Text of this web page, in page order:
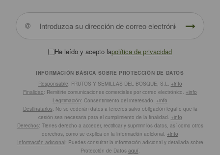
He leído y acepto lapolítica de privacidad
INFORMACIÓN BÁSICA SOBRE PROTECCIÓN DE DATOS
Responsable: FRUTOS Y SEMILLAS DEL BOSQUE, S.L. +info
Finalidad: Remitirte comunicaciones comerciales por correo electrónico. +info
Legitimación: Consentimiento del interesado. +info
Destinatarios: No se cederán datos a terceros salvo obligación legal o que la
cesión sea necesaria para el cumplimiento de la finalidad. +info
Derechos: Tienes derecho a acceder, rectificar y suprimir los datos, así como otros
derechos, como se explica en la información adicional. +info
Información adicional: Puedes consultar la información adicional y detallada sobre
Protección de Datos aquí.